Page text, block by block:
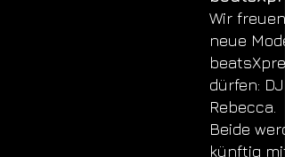
Wir
neue
dürfen:
Rebecca.
Beide
künftig